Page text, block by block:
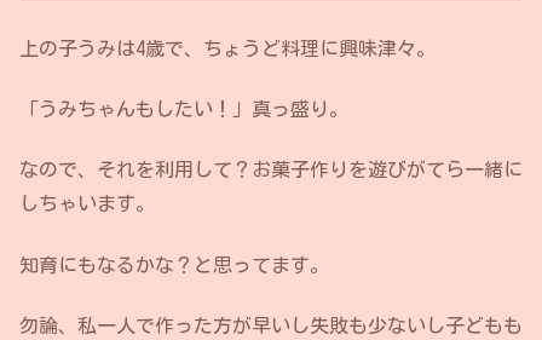
上の子うみは4歳で、ちょうど料理に興味津々。
「うみちゃんもしたい！」真っ盛り。
なので、それを利用して？お菓子作りを遊びがてら一緒に
しちゃいます。
知育にもなるかな？と思ってます。
勿論、私一人で作った方が早いし失敗も少ないし子どもも